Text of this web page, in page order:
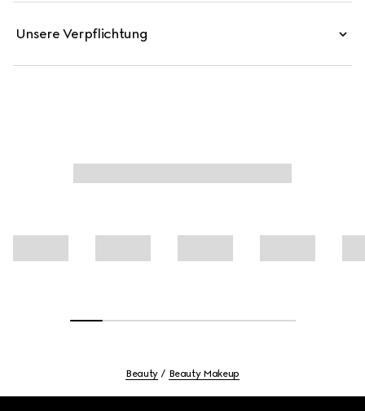
harmonische Komposition entstehen.
Unsere Verpflichtung
Beauty Beauty Makeup